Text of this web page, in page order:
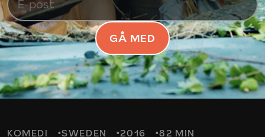
GÅ MED
KOMEDI SWEDEN 2016 82 MIN